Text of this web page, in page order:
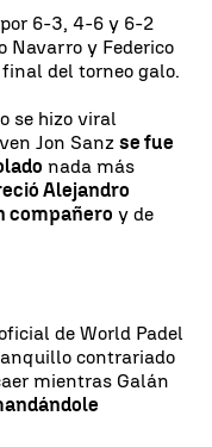
6-3, 4-6 y 6-2
Navarro y Federico
del torneo galo.
se hizo viral
Jon Sanz se fue
nada más
Alejandro
compañero y de
de World Padel
contrariado
mientras Galán